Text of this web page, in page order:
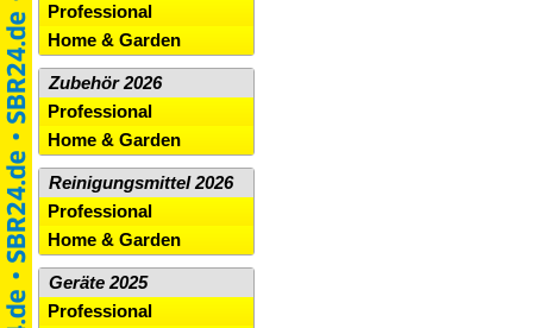
Professional
Home & Garden
Zubehör 2026
Professional
Home & Garden
Reinigungsmittel 2026
Professional
Home & Garden
Geräte 2025
Professional